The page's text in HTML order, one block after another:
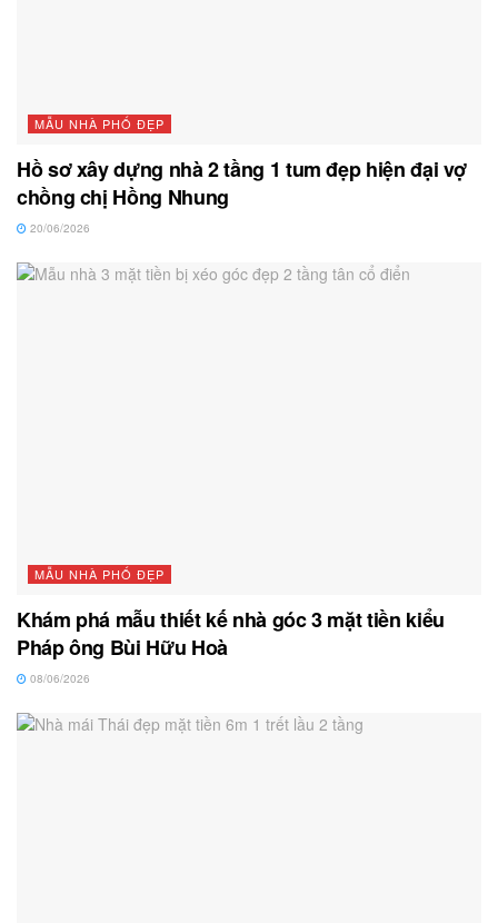
MẪU NHÀ PHỐ ĐẸP
Hồ sơ xây dựng nhà 2 tầng 1 tum đẹp hiện đại vợ
chồng chị Hồng Nhung
20/06/2026
MẪU NHÀ PHỐ ĐẸP
Khám phá mẫu thiết kế nhà góc 3 mặt tiền kiểu
Pháp ông Bùi Hữu Hoà
08/06/2026